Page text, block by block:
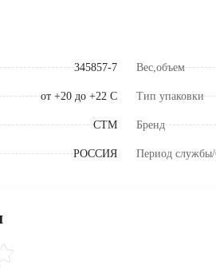
345857-7 Вес,объем
от +20 до +22 С Тип упаковки
СТМ Бренд
РОССИЯ Период службы/